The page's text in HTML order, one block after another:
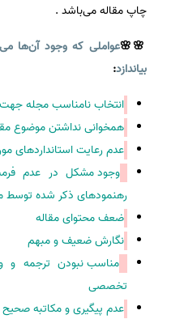
چاپ مقاله می‌باشد .
🌸🌸عواملی که وجود آن‌ها
بیاندازد:
انتخاب نامناسب مجله
همخوانی نداشتن موضوع
عدم رعایت استانداردهای
وجود مشکل در عدم
رهنمودهای ذکر شده توسط
ضعف محتوای مقاله
نگارش ضعیف و مبهم
مناسب نبودن ترجمه و
تخصصی
عدم پیگیری و مکاتبه صحیح